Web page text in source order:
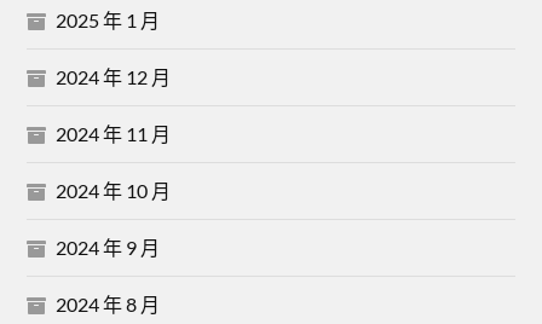
2025 年 1 月
2024 年 12 月
2024 年 11 月
2024 年 10 月
2024 年 9 月
2024 年 8 月